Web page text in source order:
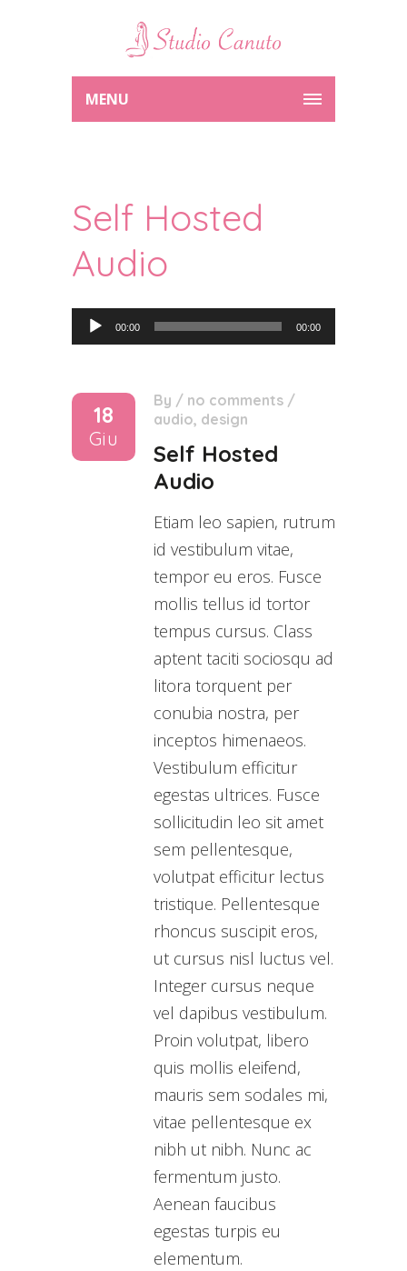
MENU
Self Hosted
Audio
Audio Player
00:00 00:00
18
Giu
By / no comments /
audio, design
Self Hosted
Audio
Etiam leo sapien, rutrum
id vestibulum vitae,
tempor eu eros. Fusce
mollis tellus id tortor
tempus cursus. Class
aptent taciti sociosqu ad
litora torquent per
conubia nostra, per
inceptos himenaeos.
Vestibulum efficitur
egestas ultrices. Fusce
sollicitudin leo sit amet
sem pellentesque,
volutpat efficitur lectus
tristique. Pellentesque
rhoncus suscipit eros,
ut cursus nisl luctus vel.
Integer cursus neque
vel dapibus vestibulum.
Proin volutpat, libero
quis mollis eleifend,
mauris sem sodales mi,
vitae pellentesque ex
nibh ut nibh. Nunc ac
fermentum justo.
Aenean faucibus
egestas turpis eu
elementum.